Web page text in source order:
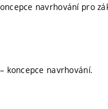
navrhování pro
koncepce navrhování.